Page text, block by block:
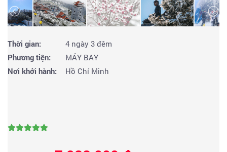
Thời gian:
4 ngày 3 đêm
Phương tiện:
MÁY BAY
Nơi khởi hành:
Hồ Chí Minh